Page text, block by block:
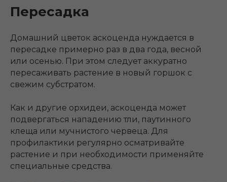
Пересадка
Домашний цветок аскоценда нуждается в
пересадке примерно раз в два года, весной
или осенью. При этом следует аккуратно
пересаживать растение в новый горшок с
свежим субстратом.
Как и другие орхидеи, аскоценда может
подвергаться нападению тли, паутинного
клеща или мучнистого червеца. Для
профилактики регулярно осматривайте
растение и при необходимости применяйте
специальные средства.